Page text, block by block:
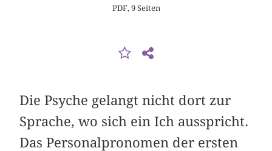
PDF, 9 Seiten
Die Psyche gelangt nicht dort zur
Sprache, wo sich ein Ich ausspricht.
Das Personalpronomen der ersten